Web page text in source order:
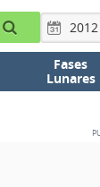
Fases
Lunares